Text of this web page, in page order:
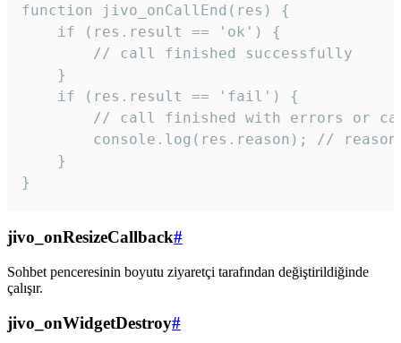
function jivo_onCallEnd(res) {
    if (res.result == 'ok') {
        // call finished successfully
    }
    if (res.result == 'fail') {
// call finished with errors or
console.log(res.reason); //
    }
}
jivo_onResizeCallback#
Sohbet penceresinin boyutu ziyaretçi tarafından değiştirildiğinde
çalışır.
jivo_onWidgetDestroy#